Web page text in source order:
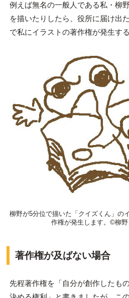
例えば無名の一般人である私・柳
を描いたりしたら、役所に届け出
で私にイラストの著作権が発生する
柳野が5分位で描いた「クイズくん」の
作権が発生します。©柳
著作権が及ばない場合
先程著作権を「自分が創作したも